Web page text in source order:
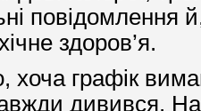
повідомлення
здоров’я.
хоча графік
дивився.